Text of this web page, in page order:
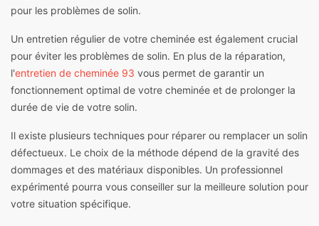
pour les problèmes de solin.
Un entretien régulier de votre cheminée est également crucial
pour éviter les problèmes de solin. En plus de la réparation,
l'entretien de cheminée 93 vous permet de garantir un
fonctionnement optimal de votre cheminée et de prolonger la
durée de vie de votre solin.
Il existe plusieurs techniques pour réparer ou remplacer un solin
défectueux. Le choix de la méthode dépend de la gravité des
dommages et des matériaux disponibles. Un professionnel
expérimenté pourra vous conseiller sur la meilleure solution pour
votre situation spécifique.